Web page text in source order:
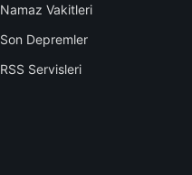
Namaz Vakitleri
Son Depremler
RSS Servisleri